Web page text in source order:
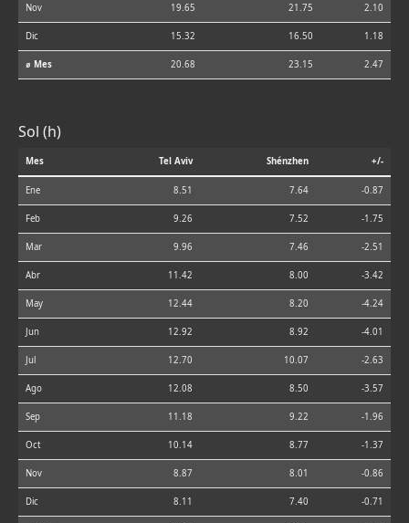
Nov 19.65 21.75 2.10
Dic 15.32 16.50 1.18
⌀ Mes 20.68 23.15 2.47
Sol (h)
Mes Tel Aviv Shénzhen +/-
Ene 8.51 7.64 -0.87
Feb 9.26 7.52 -1.75
Mar 9.96 7.46 -2.51
Abr 11.42 8.00 -3.42
May 12.44 8.20 -4.24
Jun 12.92 8.92 -4.01
Jul 12.70 10.07 -2.63
Ago 12.08 8.50 -3.57
Sep 11.18 9.22 -1.96
Oct 10.14 8.77 -1.37
Nov 8.87 8.01 -0.86
Dic 8.11 7.40 -0.71